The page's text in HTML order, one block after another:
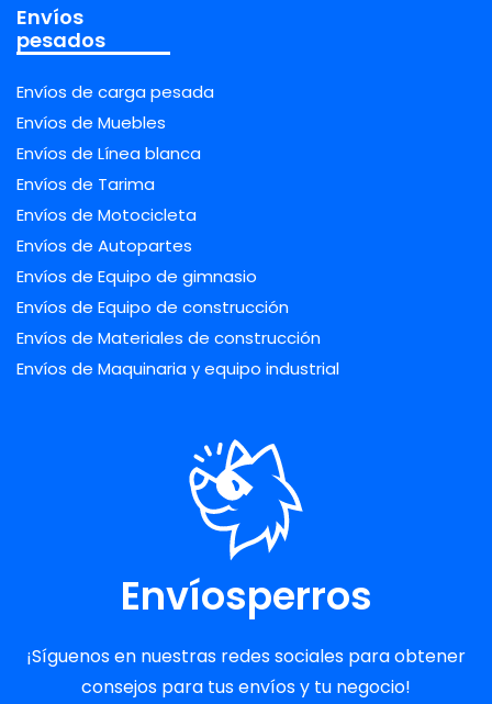
Envíos
pesados
Envíos de carga pesada
Envíos de Muebles
Envíos de Línea blanca
Envíos de Tarima
Envíos de Motocicleta
Envíos de Autopartes
Envíos de Equipo de gimnasio
Envíos de Equipo de construcción
Envíos de Materiales de construcción
Envíos de Maquinaria y equipo industrial
Envíosperros
¡Síguenos en nuestras redes sociales para obtener
consejos para tus envíos y tu negocio!